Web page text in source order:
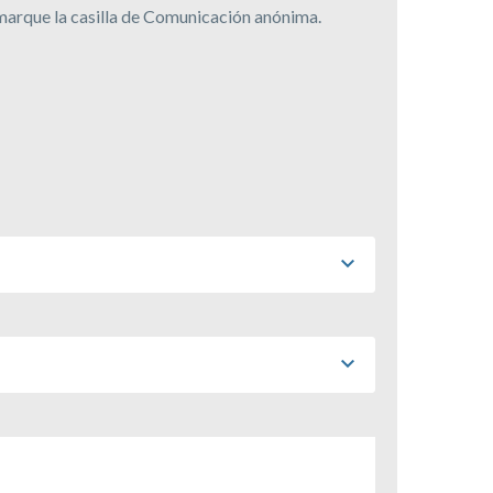
la casilla de Comunicación anónima.